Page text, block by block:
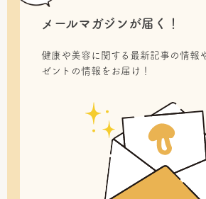
メールマガジンが届く！
健康や美容に関する最新記事の情報
ゼントの情報をお届け！